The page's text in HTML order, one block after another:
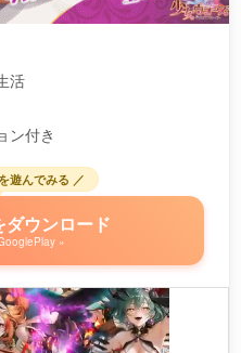
活
ン付き
遊んでみる ／
ウンロード
»